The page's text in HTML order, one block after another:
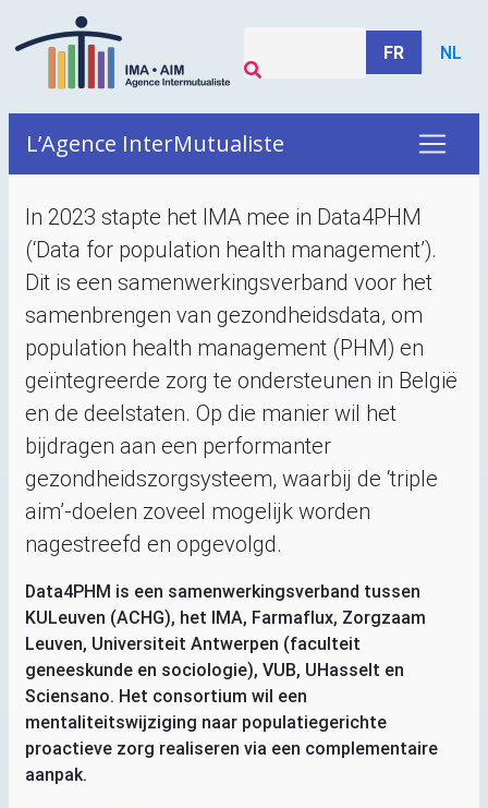
FR NL
L’Agence InterMutualiste
In 2023 stapte het IMA mee in Data4PHM
(‘Data for population health management’).
Dit is een samenwerkingsverband voor het
samenbrengen van gezondheidsdata, om
population health management (PHM) en
geïntegreerde zorg te ondersteunen in België
en de deelstaten. Op die manier wil het
bijdragen aan een performanter
gezondheidszorgsysteem, waarbij de ‘triple
aim’-doelen zoveel mogelijk worden
nagestreefd en opgevolgd.
Data4PHM is een samenwerkingsverband tussen
KULeuven (ACHG), het IMA, Farmaflux, Zorgzaam
Leuven, Universiteit Antwerpen (faculteit
geneeskunde en sociologie), VUB, UHasselt en
Sciensano. Het consortium wil een
mentaliteitswijziging naar populatiegerichte
proactieve zorg realiseren via een complementaire
aanpak.